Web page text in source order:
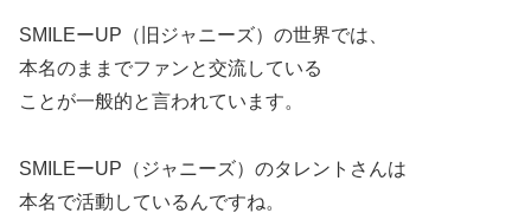
SMILEーUP（旧ジャニーズ）の世界では、
本名のままでファンと交流している
ことが一般的と言われています。
SMILEーUP（ジャニーズ）のタレントさんは
本名で活動しているんですね。